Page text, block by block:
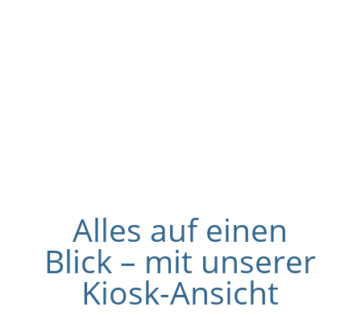
Alles auf einen
Blick – mit unserer
Kiosk-Ansicht